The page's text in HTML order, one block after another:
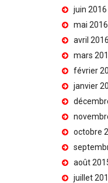
juin 2016
mai 2016
avril 2016
mars
février
janvier
octobre
août
juillet